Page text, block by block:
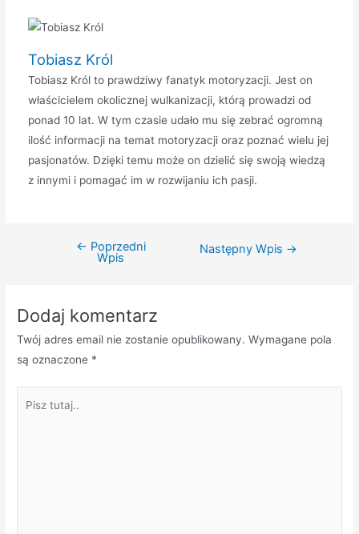
Tobiasz Król
Tobiasz Król to prawdziwy fanatyk motoryzacji. Jest on
właścicielem okolicznej wulkanizacji, którą prowadzi od
ponad 10 lat. W tym czasie udało mu się zebrać ogromną
ilość informacji na temat motoryzacji oraz poznać wielu jej
pasjonatów. Dzięki temu może on dzielić się swoją wiedzą
z innymi i pomagać im w rozwijaniu ich pasji.
Nawigacja
← Poprzedni
Wpis
Następny Wpis →
Dodaj komentarz
Twój adres email nie zostanie opublikowany. Wymagane pola
są oznaczone *